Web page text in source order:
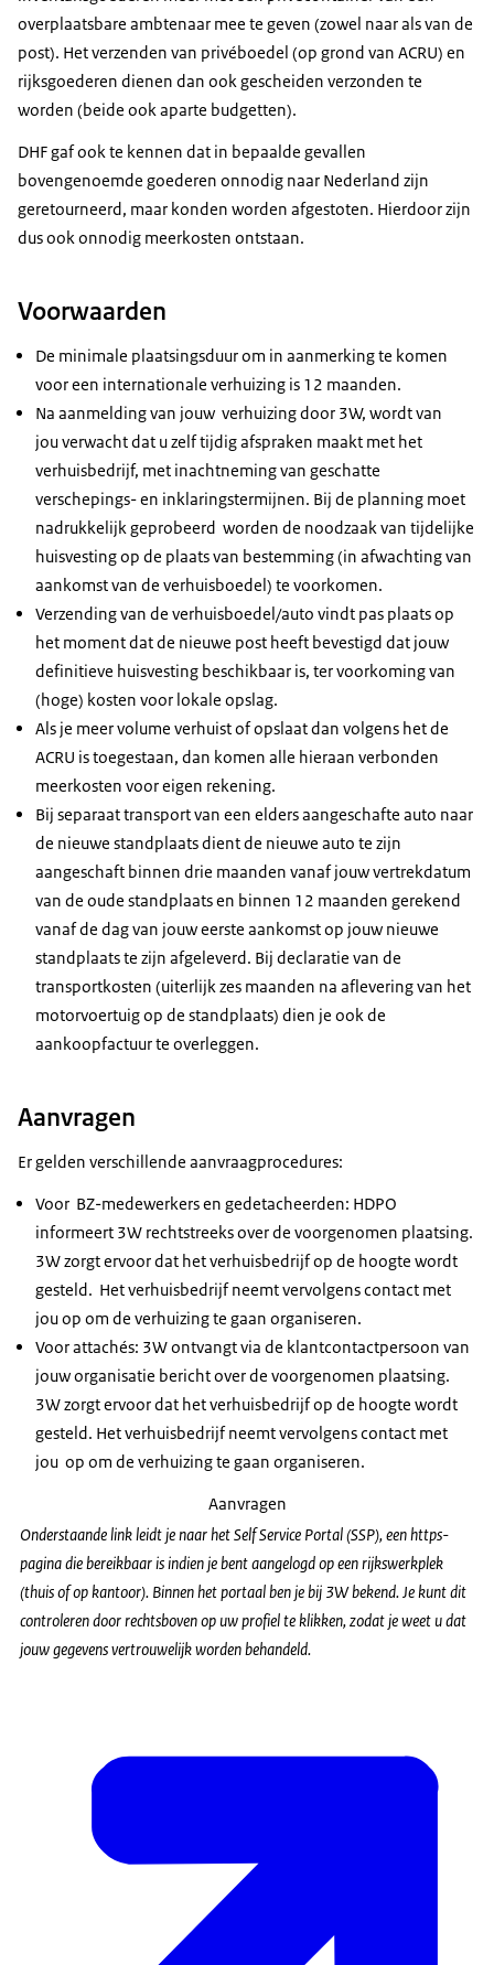
overplaatsbare ambtenaar mee te geven (zowel naar als van de
post). Het verzenden van privéboedel (op grond van ACRU) en
rijksgoederen dienen dan ook gescheiden verzonden te
worden (beide ook aparte budgetten).
DHF gaf ook te kennen dat in bepaalde gevallen
bovengenoemde goederen onnodig naar Nederland zijn
geretourneerd, maar konden worden afgestoten. Hierdoor zijn
dus ook onnodig meerkosten ontstaan.
Voorwaarden
De minimale plaatsingsduur om in aanmerking te komen
voor een internationale verhuizing is 12 maanden.
Na aanmelding van jouw verhuizing door 3W, wordt van
jou verwacht dat u zelf tijdig afspraken maakt met het
verhuisbedrijf, met inachtneming van geschatte
verschepings- en inklaringstermijnen. Bij de planning moet
nadrukkelijk geprobeerd worden de noodzaak van tijdelijke
huisvesting op de plaats van bestemming (in afwachting van
aankomst van de verhuisboedel) te voorkomen.
Verzending van de verhuisboedel/auto vindt pas plaats op
het moment dat de nieuwe post heeft bevestigd dat jouw
definitieve huisvesting beschikbaar is, ter voorkoming van
(hoge) kosten voor lokale opslag.
Als je meer volume verhuist of opslaat dan volgens het de
ACRU is toegestaan, dan komen alle hieraan verbonden
meerkosten voor eigen rekening.
Bij separaat transport van een elders aangeschafte auto naar
de nieuwe standplaats dient de nieuwe auto te zijn
aangeschaft binnen drie maanden vanaf jouw vertrekdatum
van de oude standplaats en binnen 12 maanden gerekend
vanaf de dag van jouw eerste aankomst op jouw nieuwe
standplaats te zijn afgeleverd. Bij declaratie van de
transportkosten (uiterlijk zes maanden na aflevering van het
motorvoertuig op de standplaats) dien je ook de
aankoopfactuur te overleggen.
Aanvragen
Er gelden verschillende aanvraagprocedures:
Voor BZ-medewerkers en gedetacheerden: HDPO
informeert 3W rechtstreeks over de voorgenomen plaatsing.
3W zorgt ervoor dat het verhuisbedrijf op de hoogte wordt
gesteld. Het verhuisbedrijf neemt vervolgens contact met
jou op om de verhuizing te gaan organiseren.
Voor attachés: 3W ontvangt via de klantcontactpersoon van
jouw organisatie bericht over de voorgenomen plaatsing.
3W zorgt ervoor dat het verhuisbedrijf op de hoogte wordt
gesteld. Het verhuisbedrijf neemt vervolgens contact met
jou op om de verhuizing te gaan organiseren.
Aanvragen
Onderstaande link leidt je naar het Self Service Portal (SSP), een https-
pagina die bereikbaar is indien je bent aangelogd op een rijkswerkplek
(thuis of op kantoor). Binnen het portaal ben je bij 3W bekend. Je kunt dit
controleren door rechtsboven op uw profiel te klikken, zodat je weet u dat
jouw gegevens vertrouwelijk worden behandeld.